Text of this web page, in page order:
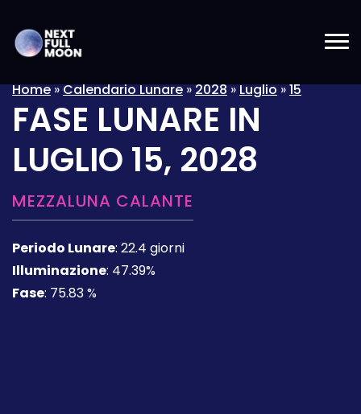
Home»Calendario Lunare»2028»Luglio»15
FASE LUNARE IN
LUGLIO 15, 2028
MEZZALUNA CALANTE
Periodo Lunare: 22.4 giorni
Illuminazione: 47.39%
Fase: 75.83 %